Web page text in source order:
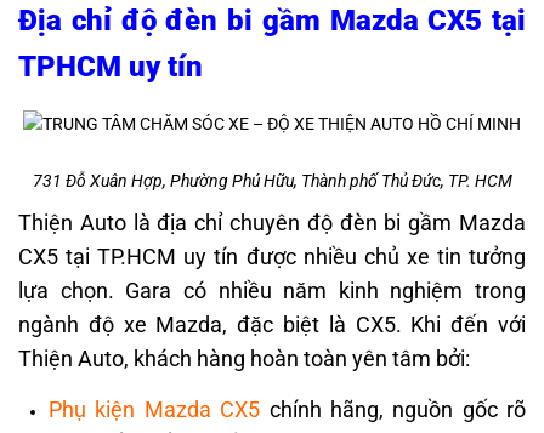
Địa chỉ độ đèn bi gầm Mazda CX5 tại
TPHCM uy tín
731 Đỗ Xuân Hợp, Phường Phú Hữu, Thành phố Thủ Đức, TP. HCM
Thiện Auto là địa chỉ chuyên độ đèn bi gầm Mazda
CX5tại TP.HCM uy tín được nhiều chủ xe tin tưởng
lựa chọn. Gara có nhiều năm kinh nghiệm trong
ngành độ xe Mazda, đặc biệt là CX5. Khi đến với
Thiện Auto, khách hàng hoàn toàn yên tâm bởi:
Phụ kiện Mazda CX5 chính hãng, nguồn gốc rõ